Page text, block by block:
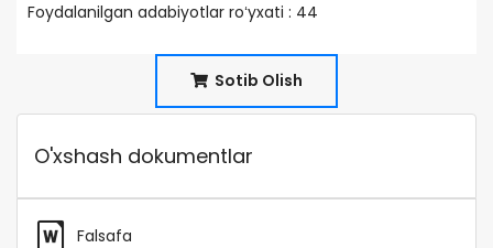
Foydalanilgan adabiyotlar roʻyxati : 44
Sotib Olish
O'xshash dokumentlar
Falsafa